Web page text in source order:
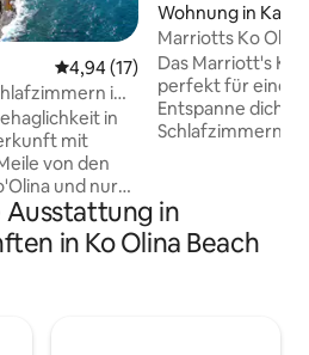
Durchschnittliche Bewertung:
4,94 (17)
im
und
in
mit
von den
und nur
im Whirlpool
Wohnung in
Marriotts Ko
Das Marriott's Ko
perfekt für einen
Entspanne dich
Schlafzimmern,
einem eigenen
Gästezimmer mit
einem Schlafsofa
Ausstattung in
in Ko Olina Beach